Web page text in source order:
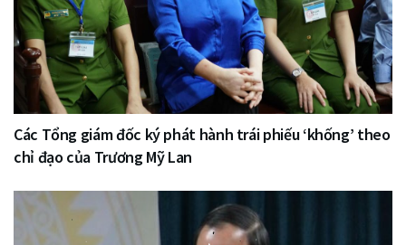
Các Tổng giám đốc ký phát hành trái phiếu ‘khống’ theo
chỉ đạo của Trương Mỹ Lan